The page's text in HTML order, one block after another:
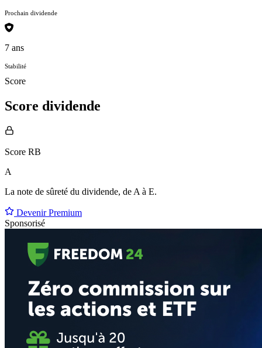
Prochain dividende
7 ans
Stabilité
Score
Score dividende
Score RB
A
La note de sûreté du dividende, de A à E.
Devenir Premium
Sponsorisé